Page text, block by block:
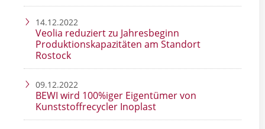
14.12.2022
Veolia reduziert zu Jahresbeginn
Produktionskapazitäten am Standort
Rostock
09.12.2022
BEWI wird 100%iger Eigentümer von
Kunststoffrecycler Inoplast